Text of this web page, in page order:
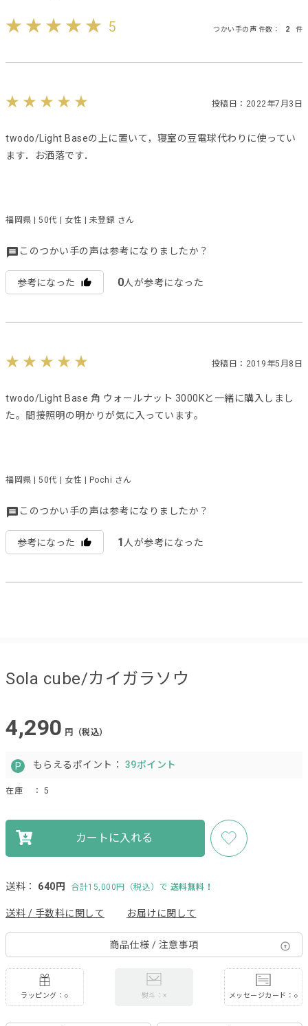
5 つかい手の声 件数： 2 件
投稿日：2022年7月3日
twodo/Light Baseの上に置いて，寝室の豆電球代わりに使ってい
ます．お洒落です．
福岡県 | 50代 | 女性 | 未登録 さん
このつかい手の声は参考になりましたか？
参考になった 0人が参考になった
投稿日：2019年5月8日
twodo/Light Base 角 ウォールナット 3000Kと一緒に購入しまし
た。間接照明の明かりが気に入っています。
福岡県 | 50代 | 女性 | Pochi さん
このつかい手の声は参考になりましたか？
参考になった 1 人が参考になった
Sola cube/カイガラソウ
4,290 円（税込）
もらえるポイント： 39ポイント
在庫 ： 5
カートに入れる
送料： 640円 合計15,000円（税込）で 送料無料！
送料 / 手数料に関して お届けに関して
商品仕様 / 注意事項
ラッピング：○ 熨斗：× メッセージカード：○